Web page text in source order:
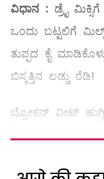
ವಿಧಾನ : ಡ್ರೈ
ಒಂದು ಬಟ್ಟಲಿಗೆ
ತುಪ್ಪದ ಕೈ
ಬಿಸ್ಕತ್ತಿನ ಲಡ್ಡು ರೆಡಿ!
ಬ್ರೋಕನ್ ವೀಟ್ ಹುಗ್ಗಿ